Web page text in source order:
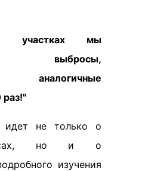
участках мы
выбросы,
аналогичные
раз!"
не только о
но и о
изучения